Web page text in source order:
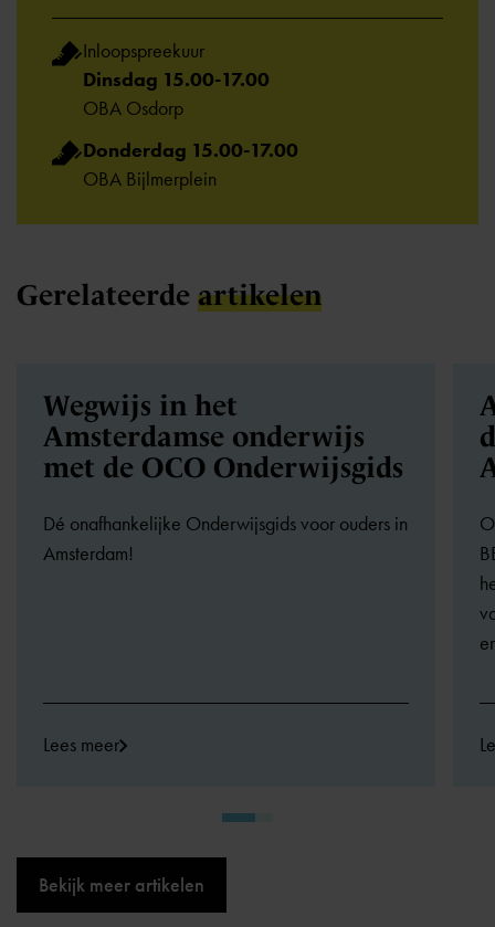
Inloopspreekuur
Dinsdag 15.00-17.00
OBA Osdorp
Donderdag 15.00-17.00
OBA Bijlmerplein
Gerelateerde artikelen
Wegwijs in het
Amsterdamse onderwijs
met de OCO Onderwijsgids
Dé onafhankelijke Onderwijsgids voor ouders in
Amsterdam!
Lees meer
Bekijk meer artikelen